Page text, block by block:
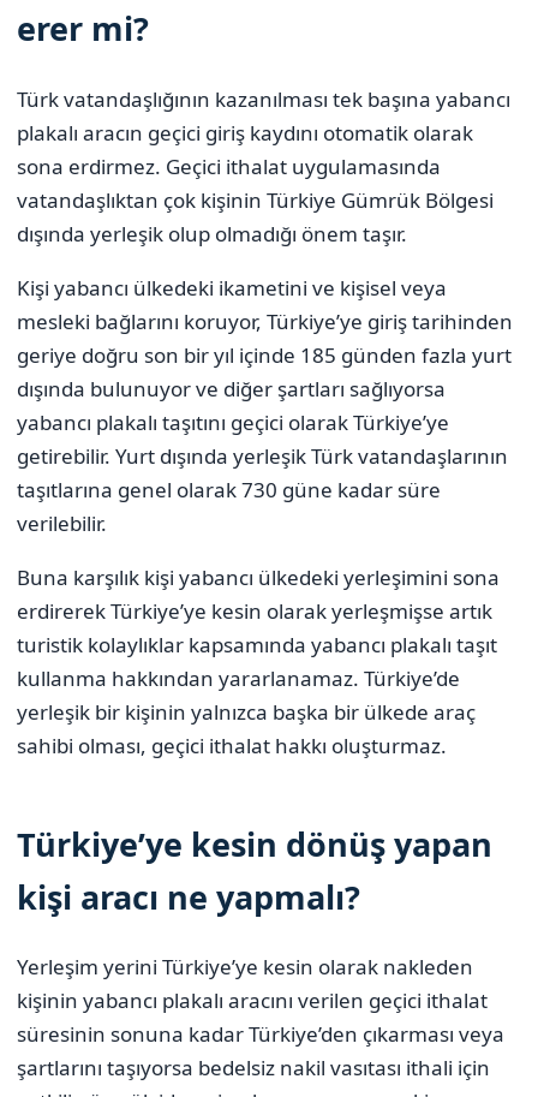
erer mi?
Türk vatandaşlığının kazanılması tek başına yabancı
plakalı aracın geçici giriş kaydını otomatik olarak
sona erdirmez. Geçici ithalat uygulamasında
vatandaşlıktan çok kişinin Türkiye Gümrük Bölgesi
dışında yerleşik olup olmadığı önem taşır.
Kişi yabancı ülkedeki ikametini ve kişisel veya
mesleki bağlarını koruyor, Türkiye’ye giriş tarihinden
geriye doğru son bir yıl içinde 185 günden fazla yurt
dışında bulunuyor ve diğer şartları sağlıyorsa
yabancı plakalı taşıtını geçici olarak Türkiye’ye
getirebilir. Yurt dışında yerleşik Türk vatandaşlarının
taşıtlarına genel olarak 730 güne kadar süre
verilebilir.
Buna karşılık kişi yabancı ülkedeki yerleşimini sona
erdirerek Türkiye’ye kesin olarak yerleşmişse artık
turistik kolaylıklar kapsamında yabancı plakalı taşıt
kullanma hakkından yararlanamaz. Türkiye’de
yerleşik bir kişinin yalnızca başka bir ülkede araç
sahibi olması, geçici ithalat hakkı oluşturmaz.
Türkiye’ye kesin dönüş yapan
kişi aracı ne yapmalı?
Yerleşim yerini Türkiye’ye kesin olarak nakleden
kişinin yabancı plakalı aracını verilen geçici ithalat
süresinin sonuna kadar Türkiye’den çıkarması veya
şartlarını taşıyorsa bedelsiz nakil vasıtası ithali için